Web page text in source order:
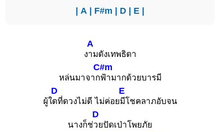
| A | F#m | D | E |
ง
A
ามดังเทพธิดา
หล่นมาจาก
C#m
ฟ้ามากด้วยบารมี
ผู้ใ
D
ดที่ดวงไม่ดี ไม่ค่อย
E
มีโชคลาภอับจน
นางก็ช่
D
วยปัดเป่าโพยภัย